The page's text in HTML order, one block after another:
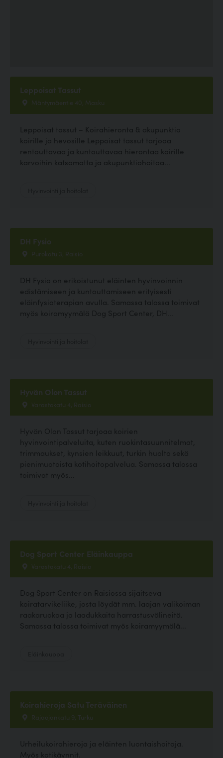
Leppoisat Tassut
Mäntymäentie 40, Masku
Leppoisat tassut – Koirahieronta & akupunktio
koirille ja hevosille Leppoisat tassut tarjoaa
rentouttavaa ja kuntouttavaa hierontaa koirille
karvoihin katsomatta ja akupunktiohoitoa...
DH Fysio
Purokatu 3, Raisio
DH Fysio on erikoistunut eläinten hyvinvoinnin
edistämiseen ja kuntouttamiseen erityisesti
eläinfysioterapian avulla. Samassa talossa toimivat
myös koiramyymälä Dog Sport Center, DH...
Hyvän Olon Tassut
Varastokatu 4, Raisio
Hyvän Olon Tassut tarjoaa koirien
hyvinvointipalveluita, kuten ruokintasuunnitelmat,
trimmaukset, kynsien leikkuut, turkin huolto sekä
pienimuotoista kotihoitopalvelua. Samassa talossa
toimivat myös...
Dog Sport Center Eläinkauppa
Varastokatu 4, Raisio
Dog Sport Center on Raisiossa sijaitseva
koiratarvikeliike, josta löydät mm. laajan valikoiman
raakaruokaa ja laadukkaita harrastusvälineitä.
Samassa talossa toimivat myös koiramyymälä...
Koirahieroja Satu Teräväinen
Rajaojankatu 9, Turku
Urheilukoirahieroja ja eläinten luontaishoitaja.
Myös kotikäynnit.